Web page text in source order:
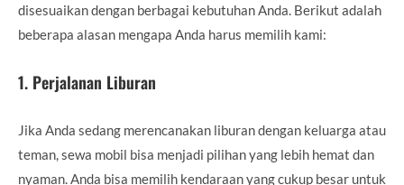
disesuaikan dengan berbagai kebutuhan Anda. Berikut adalah
beberapa alasan mengapa Anda harus memilih kami:
1. Perjalanan Liburan
Jika Anda sedang merencanakan liburan dengan keluarga atau
teman, sewa mobil bisa menjadi pilihan yang lebih hemat dan
nyaman. Anda bisa memilih kendaraan yang cukup besar untuk